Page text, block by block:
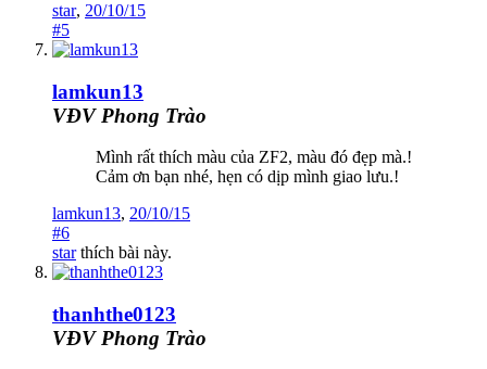
star, 20/10/15
#5
lamkun13
VĐV Phong Trào
Mình rất thích màu của ZF2, màu đó đẹp mà.!
Cảm ơn bạn nhé, hẹn có dịp mình giao lưu.!
lamkun13, 20/10/15
#6
starthích bài này.
thanhthe0123
VĐV Phong Trào